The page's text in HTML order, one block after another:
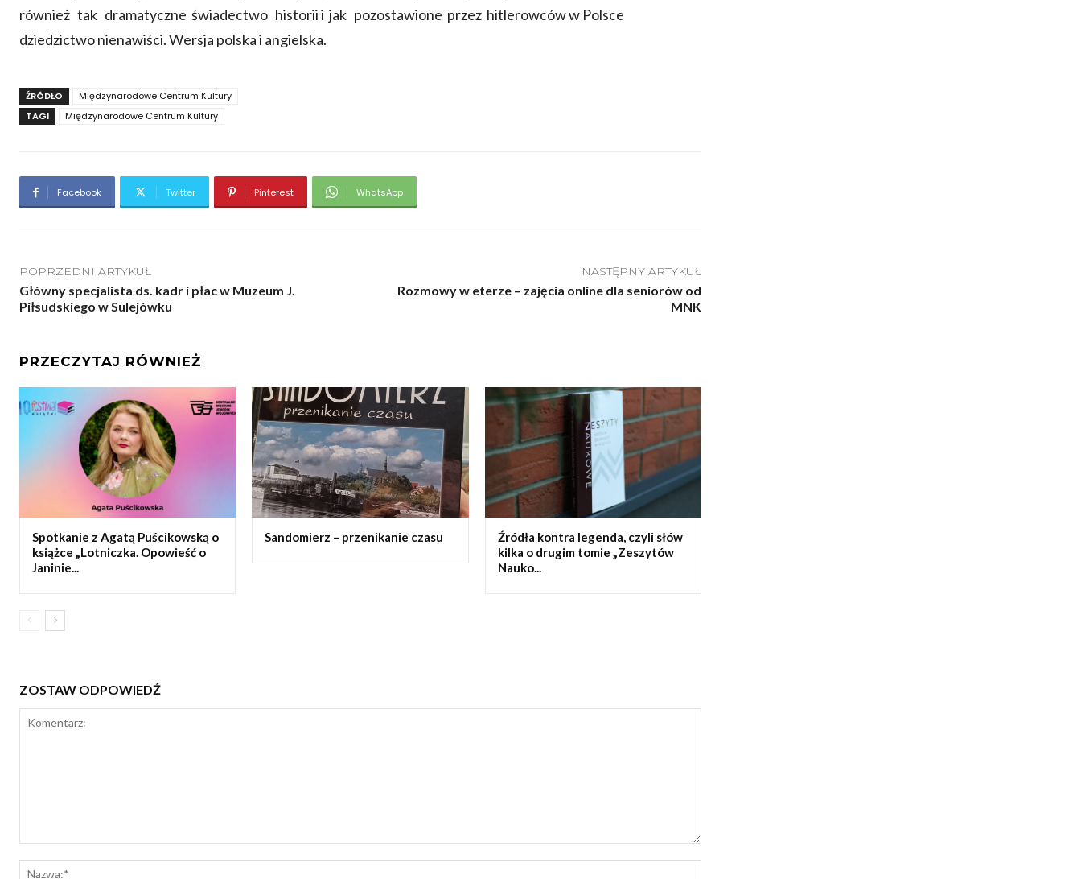
również tak dramatyczne świadectwo historii i jak pozostawione przez hitlerowców w Polsce
dziedzictwo nienawiści. Wersja polska i angielska.
ŹRÓDŁO
Międzynarodowe Centrum Kultury
TAGI
Międzynarodowe Centrum Kultury
Facebook Twitter Pinterest WhatsApp
POPRZEDNI ARTYKUŁ
Główny specjalista ds. kadr i płac w Muzeum J.
Piłsudskiego w Sulejówku
NASTĘPNY ARTYKUŁ
Rozmowy w eterze – zajęcia online dla seniorów od
MNK
PRZECZYTAJ RÓWNIEŻ
Spotkanie z Agatą Puścikowską o
książce „Lotniczka. Opowieść o
Janinie...
Sandomierz – przenikanie czasu
Źródła kontra legenda, czyli słów
kilka o drugim tomie „Zeszytów
Nauko...
ZOSTAW ODPOWIEDŹ